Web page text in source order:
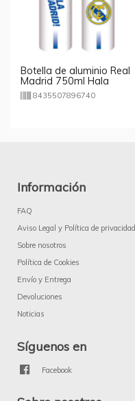
Botella de aluminio Real
Madrid 750ml Hala
Madrid
8435507896740
Información
FAQ
Aviso Legal y Política de privacidad
Sobre nosotros
Política de Cookies
Envío y Entrega
Devoluciones
Noticias
Síguenos en
Facebook